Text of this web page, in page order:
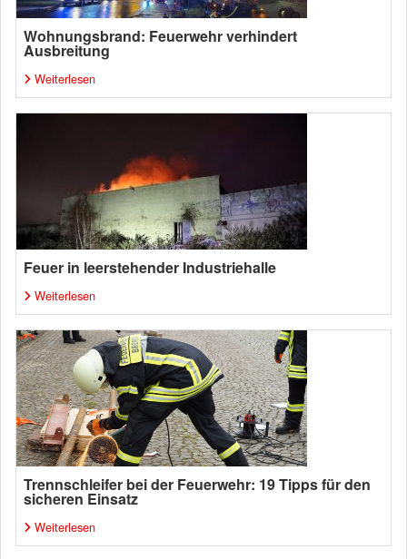
Wohnungsbrand: Feuerwehr verhindert
Ausbreitung
Weiterlesen
Feuer in leerstehender Industriehalle
Weiterlesen
Trennschleifer bei der Feuerwehr: 19 Tipps für den
sicheren Einsatz
Weiterlesen